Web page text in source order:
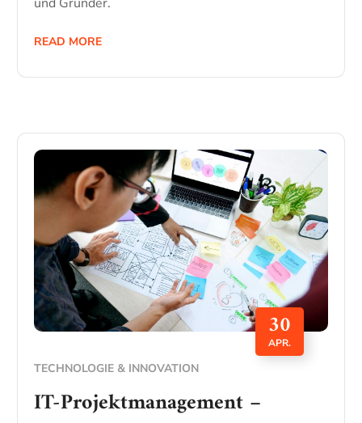
READ MORE
30
APR.
TECHNOLOGIE & INNOVATION
IT-Projektmanagement –